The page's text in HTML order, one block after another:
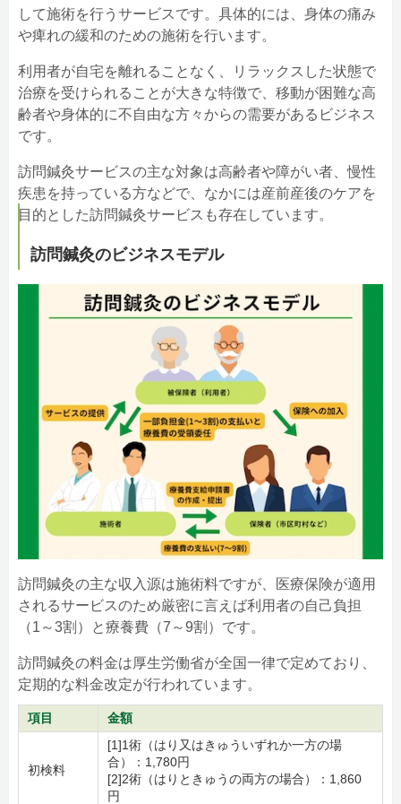
訪問鍼灸開業の成功にはフランチャイズ加盟も効果的！
からだ元気治療院
日本訪問マッサージ協会
訪問鍼灸開業のまとめ
して施術を行うサービスです。具体的には、身体の痛み
や痺れの緩和のための施術を行います。
利用者が自宅を離れることなく、リラックスした状態で
治療を受けられることが大きな特徴で、移動が困難な高
齢者や身体的に不自由な方々からの需要があるビジネス
です。
訪問鍼灸サービスの主な対象は高齢者や障がい者、慢性
疾患を持っている方などで、なかには産前産後のケアを
目的とした訪問鍼灸サービスも存在しています。
訪問鍼灸のビジネスモデル
訪問鍼灸の主な収入源は施術料ですが、医療保険が適用
されるサービスのため厳密に言えば利用者の自己負担
（1～3割）と療養費（7～9割）です。
訪問鍼灸の料金は厚生労働省が全国一律で定めており、
定期的な料金改定が行われています。
項目 金額
初検料
[1]1術（はり又はきゅういずれか一方の場
合）：1,780円
[2]2術（はりときゅうの両方の場合）：1,860
円